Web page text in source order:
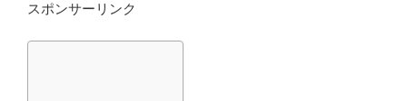
スポンサーリンク